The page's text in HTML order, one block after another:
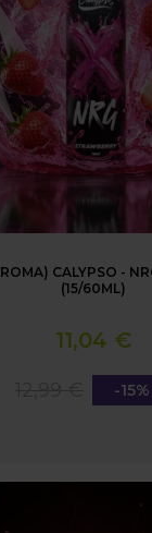
CALYPSO -
(15/60ML)
11,04 €
-15%